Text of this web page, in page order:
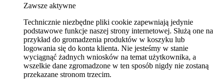
Zawsze aktywne
Technicznie niezbędne pliki cookie zapewniają jedynie
podstawowe funkcje naszej strony internetowej. Służą one na
przykład do gromadzenia produktów w koszyku lub
logowania się do konta klienta. Nie jesteśmy w stanie
wyciągnąć żadnych wniosków na temat użytkownika, a
wszelkie dane zgromadzone w ten sposób nigdy nie zostaną
przekazane stronom trzecim.